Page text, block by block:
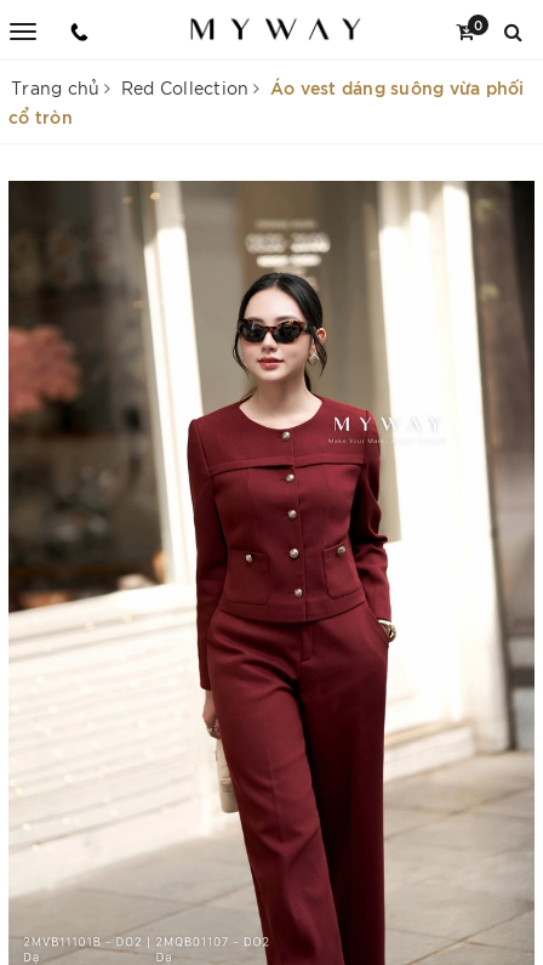
0
Trang chủ Red Collection
Áo vest dáng suông vừa phối
cổ tròn